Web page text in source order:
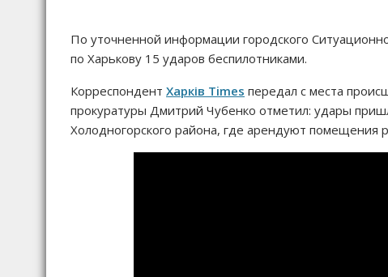
По уточненной информации городского
по Харькову 15 ударов беспилотниками.
Корреспондент Харків Times передал с места
прокуратуры Дмитрий Чубенко отметил: удары
Холодногорского района, где арендуют